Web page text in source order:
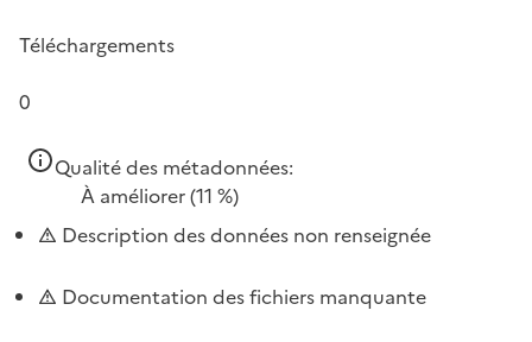
Téléchargements
0
Qualité des métadonnées:
À améliorer(11 %)
Description des données non renseignée
Documentation des fichiers manquante